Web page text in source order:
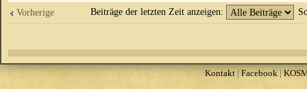
Vorherige Beiträge der letzten Zeit anzeigen:
Kontakt|Facebook|